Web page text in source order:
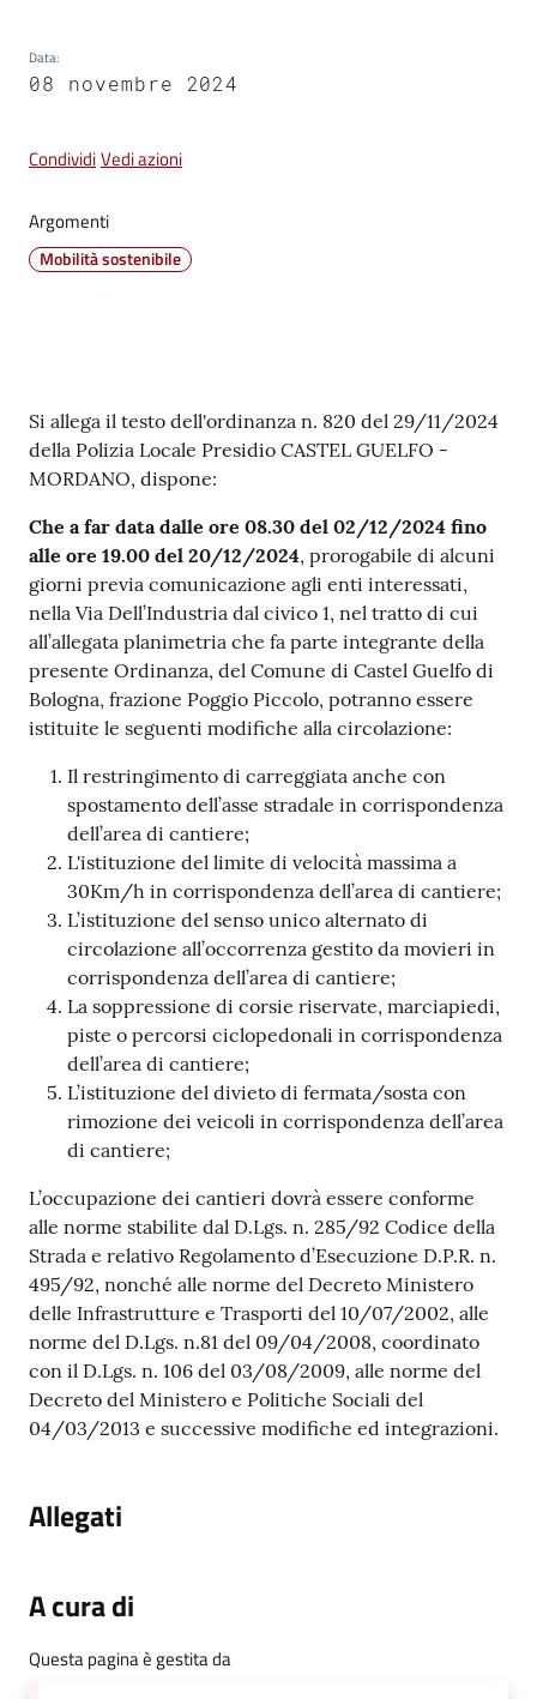
Seguici
Data:
08 novembre 2024
CondividiVedi azioni
Argomenti
Mobilità sostenibile
Contenuto
Si allega il testo dell'ordinanza n. 820 del 29/11/2024
della Polizia Locale Presidio CASTEL GUELFO -
MORDANO, dispone:
Che a far data dalle ore 08.30 del 02/12/2024 fino
alle ore 19.00 del 20/12/2024, prorogabile di alcuni
giorni previa comunicazione agli enti interessati,
nella Via Dell’Industria dal civico 1, nel tratto di cui
all’allegata planimetria che fa parte integrante della
presente Ordinanza, del Comune di Castel Guelfo di
Bologna, frazione Poggio Piccolo, potranno essere
istituite le seguenti modifiche alla circolazione:
Il restringimento di carreggiata anche con
spostamento dell’asse stradale in corrispondenza
dell’area di cantiere;
L'istituzione del limite di velocità massima a
30Km/h in corrispondenza dell’area di cantiere;
L’istituzione del senso unico alternato di
circolazione all’occorrenza gestito da movieri in
corrispondenza dell’area di cantiere;
La soppressione di corsie riservate, marciapiedi,
piste o percorsi ciclopedonali in corrispondenza
dell’area di cantiere;
L’istituzione del divieto di fermata/sosta con
rimozione dei veicoli in corrispondenza dell’area
di cantiere;
L’occupazione dei cantieri dovrà essere conforme
alle norme stabilite dal D.Lgs. n. 285/92 Codice della
Strada e relativo Regolamento d’Esecuzione D.P.R. n.
495/92, nonché alle norme del Decreto Ministero
delle Infrastrutture e Trasporti del 10/07/2002, alle
norme del D.Lgs. n.81 del 09/04/2008, coordinato
con il D.Lgs. n. 106 del 03/08/2009, alle norme del
Decreto del Ministero e Politiche Sociali del
04/03/2013 e successive modifiche ed integrazioni.
Allegati
A cura di
Questa pagina è gestita da